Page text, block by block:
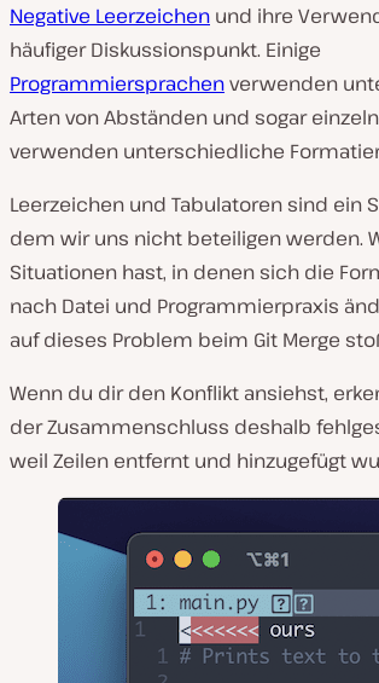
Negative Leerzeichen und ihre
häufiger Diskussionspunkt. Einige
Programmiersprachenverwenden
Arten von Abständen und sogar
verwenden unterschiedliche
Leerzeichen und Tabulatoren sind ein
dem wir uns nicht beteiligen werden.
Situationen hast, in denen sich die
nach Datei und Programmierpraxis
auf dieses Problem beim Git Merge
Wenn du dir den Konflikt ansiehst,
der Zusammenschluss deshalb
weil Zeilen entfernt und hinzugefügt